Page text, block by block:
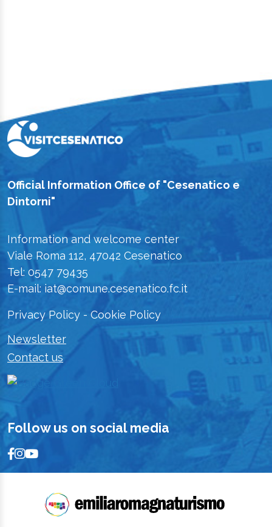
Official Information Office of "Cesenatico e
Dintorni"
Information and welcome center
Viale Roma 112, 47042 Cesenatico
Tel: 0547 79435
E-mail: iat@comune.cesenatico.fc.it
Privacy Policy - Cookie Policy
Newsletter
Contact us
Follow us on social media